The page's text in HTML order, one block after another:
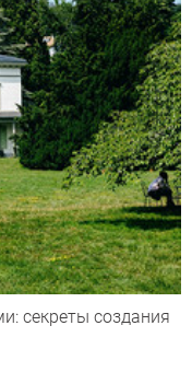
секреты создания